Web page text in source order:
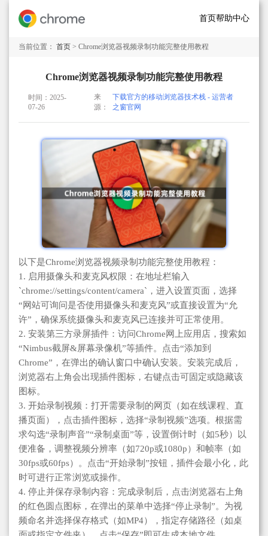
首页帮助中心
当前位置： 首页 > Chrome浏览器视频录制功能完整使用教程
Chrome浏览器视频录制功能完整使用教程
时间：2025-
07-26
来
源：
下载官方的移动浏览器技术栈 - 运营者
之窗官网
以下是Chrome浏览器视频录制功能完整使用教程：
1. 启用摄像头和麦克风权限：在地址栏输入
`chrome://settings/content/camera`，进入设置页面，选择
“网站可询问是否使用摄像头和麦克风”或直接设置为“允
许”，确保系统摄像头和麦克风已连接并可正常使用。
2. 安装第三方录屏插件：访问Chrome网上应用店，搜索如
“Nimbus截屏&屏幕录像机”等插件。点击“添加到
Chrome”，在弹出的确认窗口中确认安装。安装完成后，
浏览器右上角会出现插件图标，右键点击可固定或隐藏该
图标。
3. 开始录制视频：打开需要录制的网页（如在线课程、直
播页面），点击插件图标，选择“录制视频”选项。根据需
求勾选“录制声音”“录制桌面”等，设置倒计时（如5秒）以
便准备，调整视频分辨率（如720p或1080p）和帧率（如
30fps或60fps）。点击“开始录制”按钮，插件会最小化，此
时可进行正常浏览或操作。
4. 停止并保存录制内容：完成录制后，点击浏览器右上角
的红色圆点图标，在弹出的菜单中选择“停止录制”。为视
频命名并选择保存格式（如MP4），指定存储路径（如桌